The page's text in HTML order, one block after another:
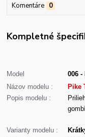
Komentáre 0
Kompletné
Model
006 -
Názov modelu :
Pike
Popis modelu :
Varianty modelu :